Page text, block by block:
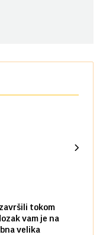
tokom
vam je na
velika